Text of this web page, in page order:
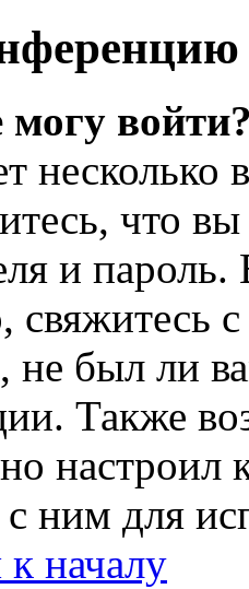
что
и
свяжитесь
не был ли
Также
ним для
началу